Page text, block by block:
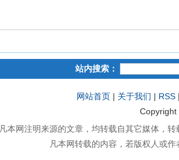
站内搜索：
网站首页 | 关于我们 | RSS |
凡本网注明来源的文章，均转载自其它媒体，
凡本网转载的内容，若版权人或